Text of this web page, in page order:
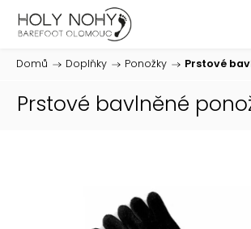
Domů / Doplňky / Ponožky / Prstové
Prstové bavlněné